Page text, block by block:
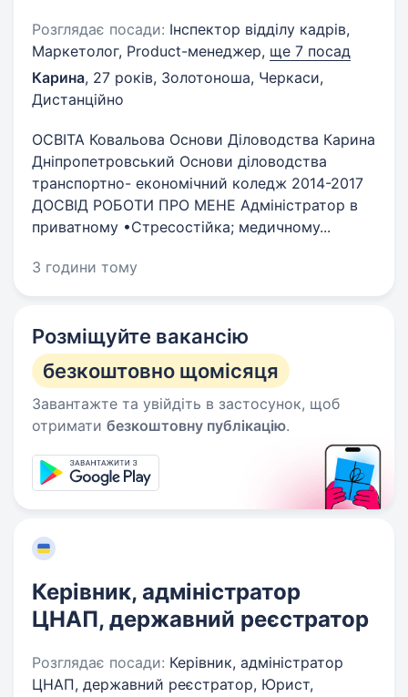
Розглядає посади: Інспектор відділу кадрів,
Маркетолог, Product-менеджер, ще 7 посад
Карина, 27 років, Золотоноша, Черкаси,
Дистанційно
ОСВІТА Ковальова Основи Діловодства Карина
Дніпропетровський Основи діловодства
транспортно- економічний коледж 2014-2017
ДОСВІД РОБОТИ ПРО МЕНЕ Адміністратор в
приватному •Стресостійка; медичному...
3 години тому
Розміщуйте вакансію
безкоштовно щомісяця
Завантажте та увійдіть в застосунок, щоб
отримати безкоштовну публікацію.
Керівник, адміністратор
ЦНАП, державний реєстратор
Розглядає посади: Керівник, адміністратор
ЦНАП, державний реєстратор, Юрист,